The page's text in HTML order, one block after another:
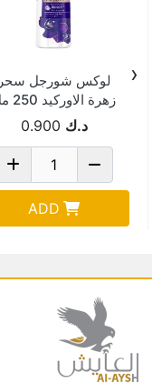
لوكس شورجل سحر
زهرة الاوركيد 250 مل
د.ك 0.900
ADD
‹